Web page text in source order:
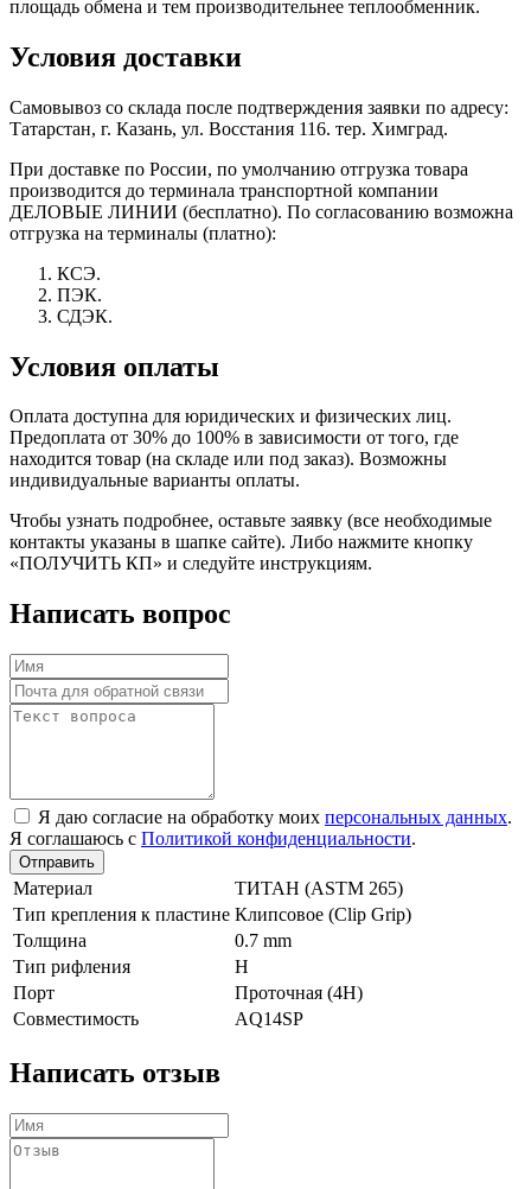
площадь обмена и тем производительнее теплообменник.
Условия доставки
Самовывоз со склада после подтверждения заявки по адресу:
Татарстан, г. Казань, ул. Восстания 116. тер. Химград.
При доставке по России, по умолчанию отгрузка товара
производится до терминала транспортной компании
ДЕЛОВЫЕ ЛИНИИ (бесплатно). По согласованию возможна
отгрузка на терминалы (платно):
КСЭ.
ПЭК.
СДЭК.
Условия оплаты
Оплата доступна для юридических и физических лиц.
Предоплата от 30% до 100% в зависимости от того, где
находится товар (на складе или под заказ). Возможны
индивидуальные варианты оплаты.
Чтобы узнать подробнее, оставьте заявку (все необходимые
контакты указаны в шапке сайте). Либо нажмите кнопку
«ПОЛУЧИТЬ КП» и следуйте инструкциям.
Написать вопрос
Я даю согласие на обработку моих персональных данных.
Я соглашаюсь с Политикой конфиденциальности.
Отправить
Материал
TИТАН (ASTM 265)
Тип крепления к пластине Клипсовое (Clip Grip)
Толщина
0.7 mm
Тип рифления
H
Порт
Проточная (4Н)
Совместимость
AQ14SP
Написать отзыв